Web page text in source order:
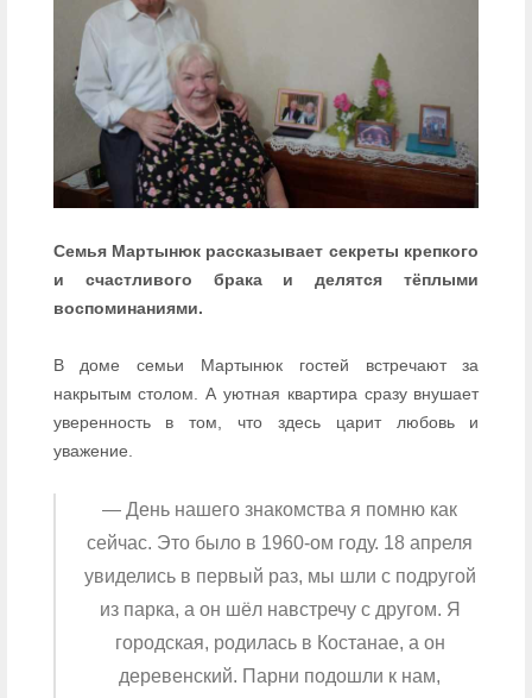
Семья Мартынюк рассказывает секреты крепкого
и счастливого брака и делятся тёплыми
воспоминаниями.
В доме семьи Мартынюк гостей встречают за
накрытым столом. А уютная квартира сразу внушает
уверенность в том, что здесь царит любовь и
уважение.
— День нашего знакомства я помню как
сейчас. Это было в 1960-ом году. 18 апреля
увиделись в первый раз, мы шли с подругой
из парка, а он шёл навстречу с другом. Я
городская, родилась в Костанае, а он
деревенский. Парни подошли к нам,